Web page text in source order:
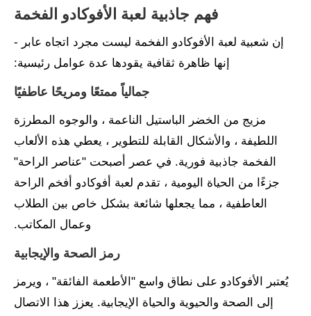
فهم جاذبية لعبة الأفوكادو الفخمة
إن شعبية لعبة الأفوكادو الفخمة ليست مجرد اتجاه عابر -
إنها ظاهرة ثقافية يقودها عدة عوامل رئيسية:
جمالياً ممتعًا ومريحًا عاطفيًا
مزيج من الخضر الباستيل الناعمة ، والوجوه المطرزة
اللطيفة ، والأشكال القابلة للتطوير ، يعطي هذه الألعاب
الفخمة جاذبية فورية. في عصر أصبحت "عناصر الراحة"
جزءًا من الحياة اليومية ، تقدم لعبة أفوكادو أفخم الراحة
العاطفية ، مما يجعلها شائعة بشكل خاص بين الطلاب
وعمال المكاتب.
رمز الصحة والإيجابية
يُعتبر الأفوكادو على نطاق واسع "الأطعمة الفائقة" ، ويرمز
إلى الصحة والحيوية والحياة الإيجابية. يعزز هذا الاتصال